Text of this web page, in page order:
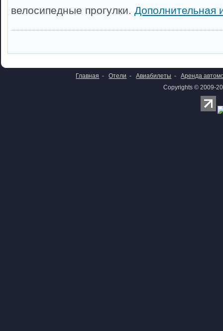
велосипедные прогулки.
Главная - Отели - Авиабилеты -
Аренда
Copyrights © 2009-